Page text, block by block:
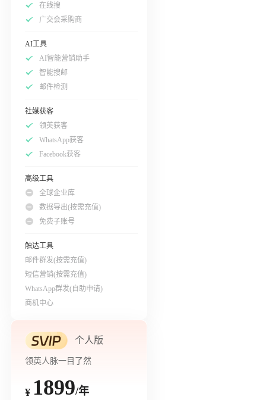
在线搜
广交会采购商
AI工具
AI智能营销助手
智能搜邮
邮件检测
社媒获客
领英获客
WhatsApp获客
Facebook获客
高级工具
全球企业库
数据导出(按需充值)
免费子账号
触达工具
邮件群发(按需充值)
短信营销(按需充值)
WhatsApp群发(自助申请)
商机中心
个人版
领英人脉一目了然
¥ 1899/年